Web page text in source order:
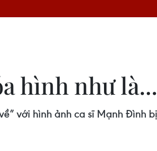
hình như
với hình ảnh ca sĩ Mạnh Đình